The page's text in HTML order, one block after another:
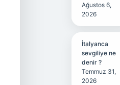
Ağustos 6,
2026
İtalyanca
sevgiliye ne
denir ?
Temmuz 31,
2026